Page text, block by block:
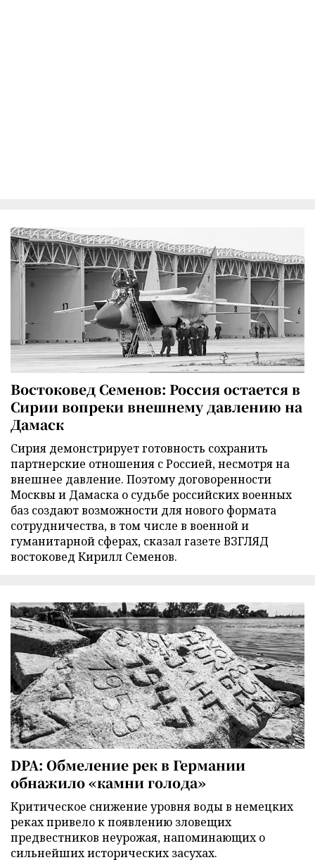
Востоковед Семенов: Россия остается в
Сирии вопреки внешнему давлению на
Дамаск
Сирия демонстрирует готовность сохранить
партнерские отношения с Россией, несмотря на
внешнее давление. Поэтому договоренности
Москвы и Дамаска о судьбе российских военных
баз создают возможности для нового формата
сотрудничества, в том числе в военной и
гуманитарной сферах, сказал газете ВЗГЛЯД
востоковед Кирилл Семенов.
DPA: Обмеление рек в Германии
обнажило «камни голода»
Критическое снижение уровня воды в немецких
реках привело к появлению зловещих
предвестников неурожая, напоминающих о
сильнейших исторических засухах.